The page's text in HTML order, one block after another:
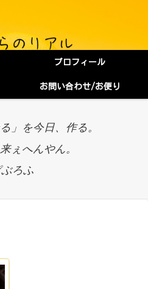
プロフィール
お問い合わせ/お便り
」を今日、作る。
ぇへんやん。
ろふ